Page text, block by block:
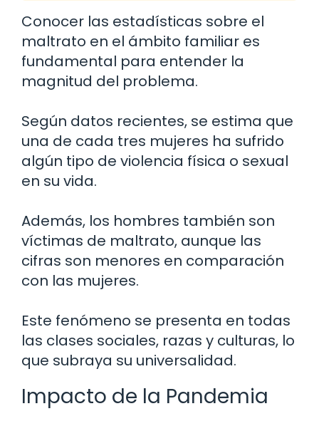
Conocer las estadísticas sobre el
maltrato en el ámbito familiar es
fundamental para entender la
magnitud del problema.
Según datos recientes, se estima que
una de cada tres mujeres ha sufrido
algún tipo de violencia física o sexual
en su vida.
Además, los hombres también son
víctimas de maltrato, aunque las
cifras son menores en comparación
con las mujeres.
Este fenómeno se presenta en todas
las clases sociales, razas y culturas, lo
que subraya su universalidad.
Impacto de la Pandemia